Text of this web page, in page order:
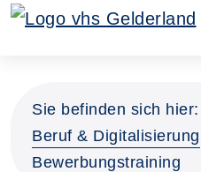
Sie befinden sich hier:
Beruf & Digitalisierung
Bewerbungstraining